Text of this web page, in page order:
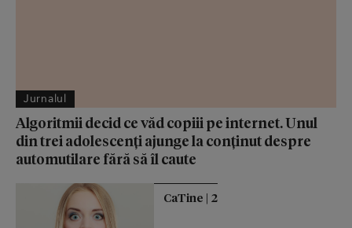
Jurnalul
Algoritmii decid ce văd copiii pe internet. Unul
din trei adolescenți ajunge la conținut despre
automutilare fără să îl caute
CaTine | 2